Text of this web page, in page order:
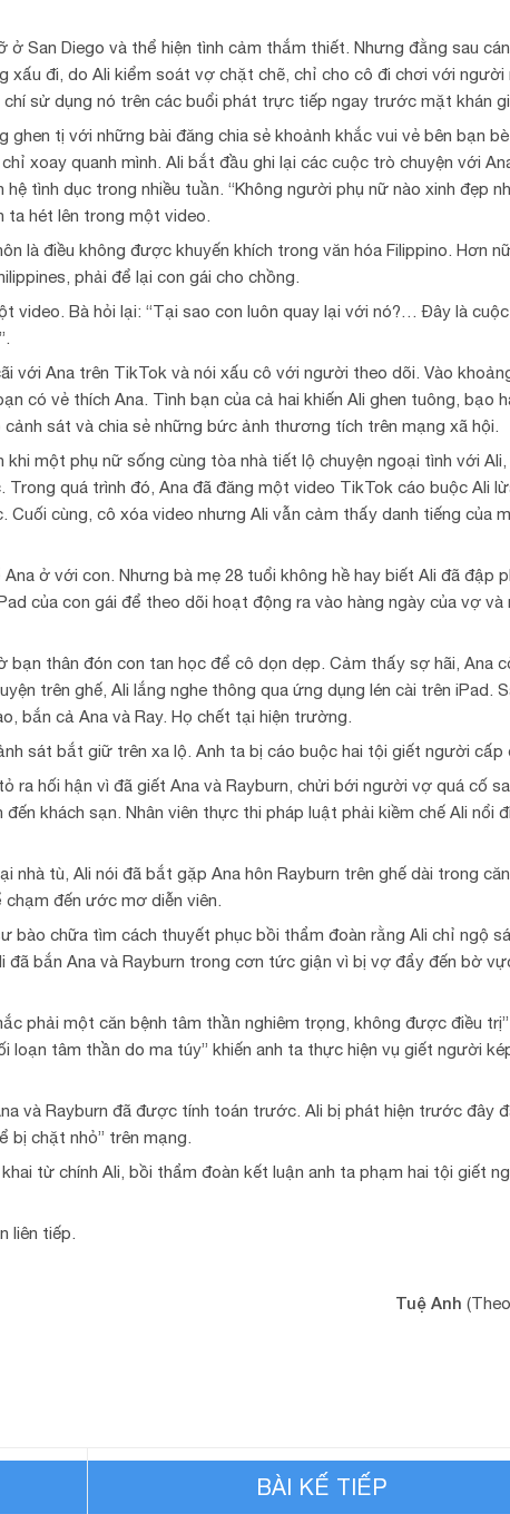
San Diego và thể hiện tình cảm thắm thiết. Nhưng đằng sau
xấu đi, do Ali kiểm soát vợ chặt chẽ, chỉ cho cô đi chơi với người
sử dụng nó trên các buổi phát trực tiếp ngay trước mặt khán
tị với những bài đăng chia sẻ khoảnh khắc vui vẻ bên bạn
xoay quanh mình. Ali bắt đầu ghi lại các cuộc trò chuyện với
tình dục trong nhiều tuần. “Không người phụ nữ nào xinh đẹp
ta hét lên trong một video.
là điều không được khuyến khích trong văn hóa Filippino. Hơn
phải để lại con gái cho chồng.
video. Bà hỏi lại: “Tại sao con luôn quay lại với nó?… Đây là
với Ana trên TikTok và nói xấu cô với người theo dõi. Vào
có vẻ thích Ana. Tình bạn của cả hai khiến Ali ghen tuông, bạo
sát và chia sẻ những bức ảnh thương tích trên mạng xã hội.
một phụ nữ sống cùng tòa nhà tiết lộ chuyện ngoại tình với
quá trình đó, Ana đã đăng một video TikTok cáo buộc Ali
cùng, cô xóa video nhưng Ali vẫn cảm thấy danh tiếng của
ở với con. Nhưng bà mẹ 28 tuổi không hề hay biết Ali đã đập
của con gái để theo dõi hoạt động ra vào hàng ngày của vợ và
bạn thân đón con tan học để cô dọn dẹp. Cảm thấy sợ hãi, Ana
trên ghế, Ali lắng nghe thông qua ứng dụng lén cài trên iPad.
bắn cả Ana và Ray. Họ chết tại hiện trường.
sát bắt giữ trên xa lộ. Anh ta bị cáo buộc hai tội giết người cấp
ra hối hận vì đã giết Ana và Rayburn, chửi bới người vợ quá cố
khách sạn. Nhân viên thực thi pháp luật phải kiềm chế Ali nổi
tù, Ali nói đã bắt gặp Ana hôn Rayburn trên ghế dài trong
đến ước mơ diễn viên.
bào chữa tìm cách thuyết phục bồi thẩm đoàn rằng Ali chỉ ngộ
đã bắn Ana và Rayburn trong cơn tức giận vì bị vợ đẩy đến bờ
phải một căn bệnh tâm thần nghiêm trọng, không được điều
loạn tâm thần do ma túy” khiến anh ta thực hiện vụ giết người
và Rayburn đã được tính toán trước. Ali bị phát hiện trước đây
bị chặt nhỏ” trên mạng.
từ chính Ali, bồi thẩm đoàn kết luận anh ta phạm hai tội giết
liên tiếp.
Tuệ Anh (Theo